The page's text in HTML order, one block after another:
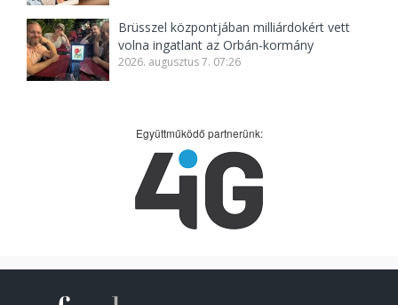
Brüsszel központjában milliárdokért vett
volna ingatlant az Orbán-kormány
2026. augusztus 7. 07:26
Együttműködő partnerünk: